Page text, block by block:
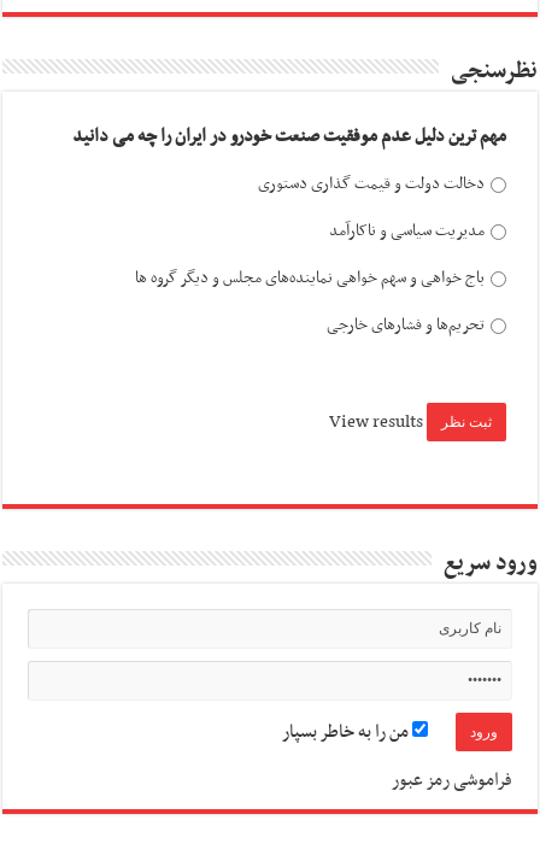
نظرسنجی
مهم ترین دلیل عدم موفقیت صنعت خودرو در ایران را چه می دانید
دخالت دولت و قیمت گذاری دستوری
مدیریت سیاسی و ناکارآمد
باج خواهی و سهم خواهی نماینده‌های مجلس و دیگر گروه ها
تحریم‌ها و فشارهای خارجی
View results
ورود سریع
من را به خاطر بسپار
فراموشی رمز عبور